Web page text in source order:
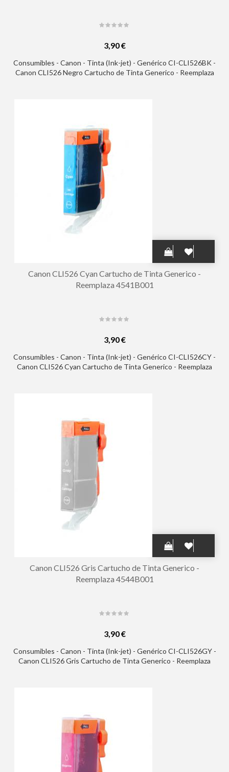
3,90 €
Consumibles - Canon - Tinta (Ink-jet) - Genérico CI-CLI526BK -
Canon CLI526 Negro Cartucho de Tinta Generico - Reemplaza
Canon CLI526 Cyan Cartucho de Tinta Generico -
Reemplaza 4541B001
3,90 €
Consumibles - Canon - Tinta (Ink-jet) - Genérico CI-CLI526CY -
Canon CLI526 Cyan Cartucho de Tinta Generico - Reemplaza
Canon CLI526 Gris Cartucho de Tinta Generico -
Reemplaza 4544B001
3,90 €
Consumibles - Canon - Tinta (Ink-jet) - Genérico CI-CLI526GY -
Canon CLI526 Gris Cartucho de Tinta Generico - Reemplaza